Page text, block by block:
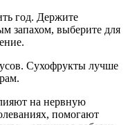
год. Держите
запахом, выберите для
Сухофрукты лучше
на нервную
помогают